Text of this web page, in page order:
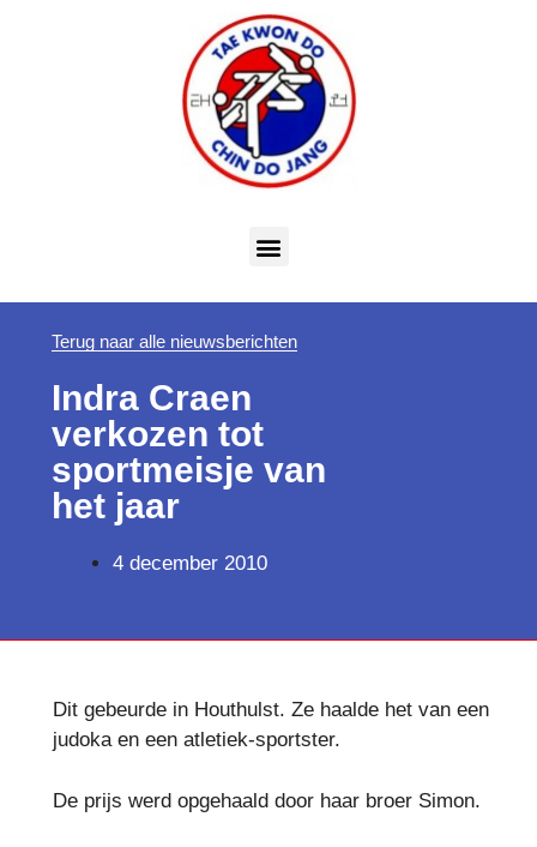
Terug naar alle nieuwsberichten
Indra Craen
verkozen tot
sportmeisje van
het jaar
4 december 2010
Dit gebeurde in Houthulst. Ze haalde het van een
judoka en een atletiek-sportster.
De prijs werd opgehaald door haar broer Simon.